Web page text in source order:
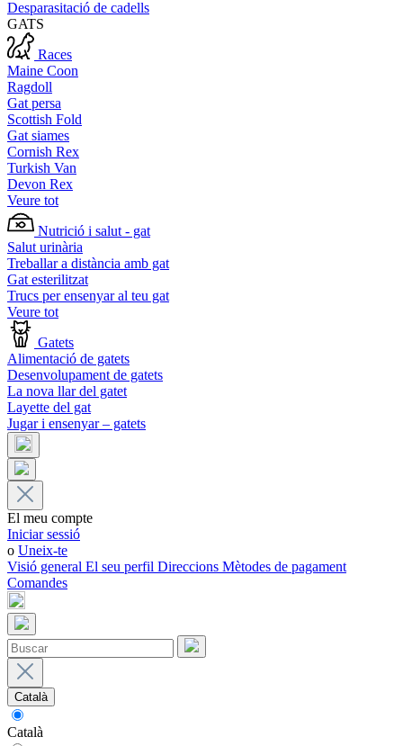
Desparasitació de cadells
GATS
Races
Maine Coon
Ragdoll
Gat persa
Scottish Fold
Gat siames
Cornish Rex
Turkish Van
Devon Rex
Veure tot
Nutrició i salut - gat
Salut urinària
Treballar a distància amb gat
Gat esterilitzat
Trucs per ensenyar al teu gat
Veure tot
Gatets
Alimentació de gatets
Desenvolupament de gatets
La nova llar del gatet
Layette del gat
Jugar i ensenyar – gatets
El meu compte
Iniciar sessió
o Uneix-te
Visió general El seu perfil Direccions Mètodes de pagament
Comandes
Català
Català